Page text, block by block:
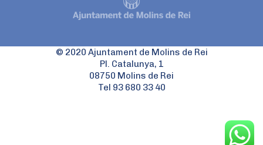
© 2020 Ajuntament de Molins de Rei
Pl. Catalunya, 1
08750 Molins de Rei
Tel 93 680 33 40